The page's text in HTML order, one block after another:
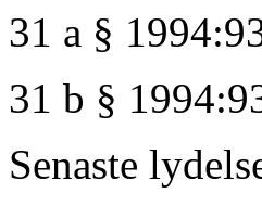
31 a §
31 b §
Senaste